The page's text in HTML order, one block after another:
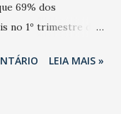
69% dos
no 1º trimestre de
56% tambémLEIA MAIS »